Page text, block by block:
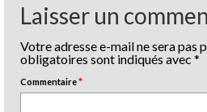
Laisser un
Votre adresse e-mail ne sera pas
obligatoires sont indiqués avec *
Commentaire*